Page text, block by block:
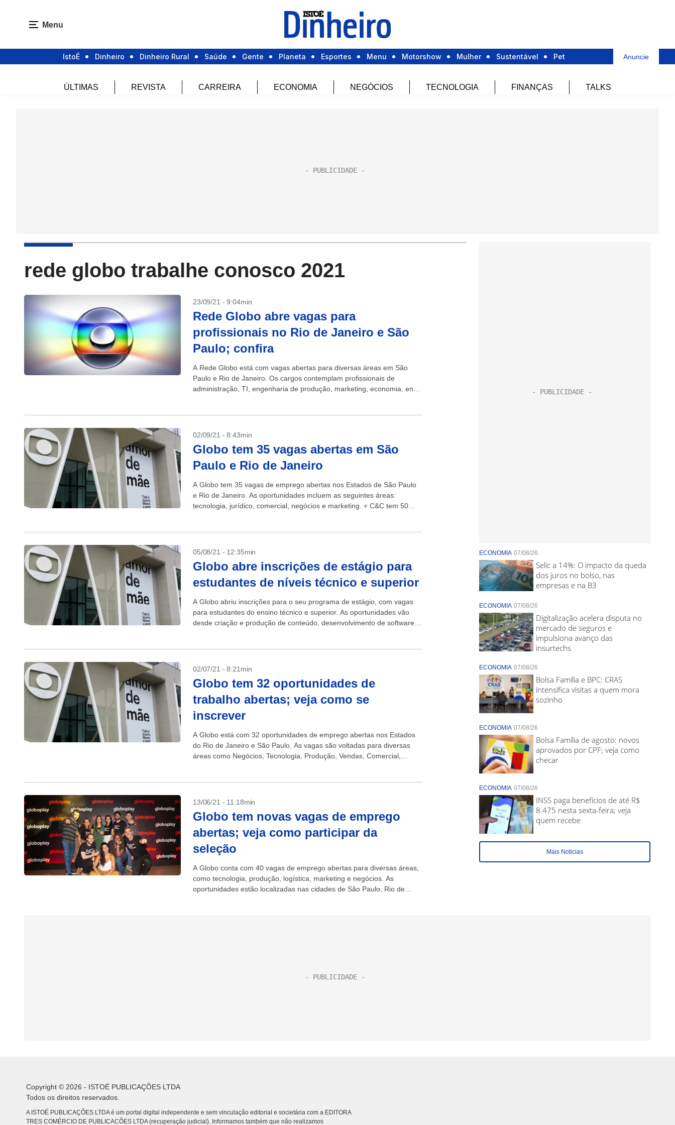
Menu
IstoÉ Dinheiro Dinheiro Rural Saúde Gente Planeta Esportes Menu Motorshow Mulher Sustentável Pet Anuncie
ÚLTIMAS REVISTA CARREIRA ECONOMIA NEGÓCIOS TECNOLOGIA FINANÇAS TALKS
rede globo trabalhe conosco 2021
23/09/21 - 9:04min
Rede Globo abre vagas para
profissionais no Rio de Janeiro e São
Paulo; confira
A Rede Globo está com vagas abertas para diversas áreas em São
Paulo e Rio de Janeiro. Os cargos contemplam profissionais de
administração, TI, engenharia de produção, marketing, economia, entre
02/09/21 - 8:43min
Globo tem 35 vagas abertas em São
Paulo e Rio de Janeiro
A Globo tem 35 vagas de emprego abertas nos Estados de São Paulo
e Rio de Janeiro. As oportunidades incluem as seguintes áreas:
tecnologia, jurídico, comercial, negócios e marketing. + C&C tem 50
05/08/21 - 12:35min
Globo abre inscrições de estágio para
estudantes de níveis técnico e superior
A Globo abriu inscrições para o seu programa de estágio, com vagas
para estudantes do ensino técnico e superior. As oportunidades vão
desde criação e produção de conteúdo, desenvolvimento de software,
02/07/21 - 8:21min
Globo tem 32 oportunidades de
trabalho abertas; veja como se
inscrever
A Globo está com 32 oportunidades de emprego abertas nos Estados
do Rio de Janeiro e São Paulo. As vagas são voltadas para diversas
áreas como Negócios, Tecnologia, Produção, Vendas, Comercial,
13/06/21 - 11:18min
Globo tem novas vagas de emprego
abertas; veja como participar da
seleção
A Globo conta com 40 vagas de emprego abertas para diversas áreas,
como tecnologia, produção, logística, marketing e negócios. As
oportunidades estão localizadas nas cidades de São Paulo, Rio de
ECONOMIA 07/08/26
Selic a 14%: O impacto da queda
dos juros no bolso, nas
empresas e na B3
ECONOMIA 07/08/26
Digitalização acelera disputa no
mercado de seguros e
impulsiona avanço das
insurtechs
ECONOMIA 07/08/26
Bolsa Família e BPC: CRAS
intensifica visitas a quem mora
sozinho
ECONOMIA 07/08/26
Bolsa Família de agosto: novos
aprovados por CPF; veja como
checar
ECONOMIA 07/08/26
INSS paga benefícios de até R$
8.475 nesta sexta-feira; veja
quem recebe
Mais Noticias
Copyright © 2026 - ISTOÉ PUBLICAÇÕES LTDA
Todos os direitos reservados.
A ISTOÉ PUBLICAÇÕES LTDA é um portal digital independente e sem vinculação editorial e societária com a EDITORA
TRES COMÉRCIO DE PUBLICACÕES LTDA (recuperação judicial). Informamos também que não realizamos